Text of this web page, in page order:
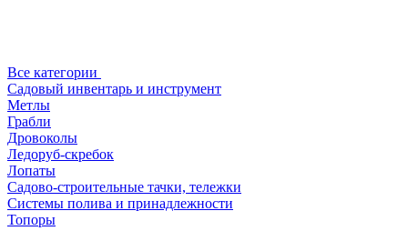
Все категории
Садовый инвентарь и инструмент
Метлы
Грабли
Дровоколы
Ледоруб-скребок
Лопаты
Садово-строительные тачки, тележки
Системы полива и принадлежности
Топоры